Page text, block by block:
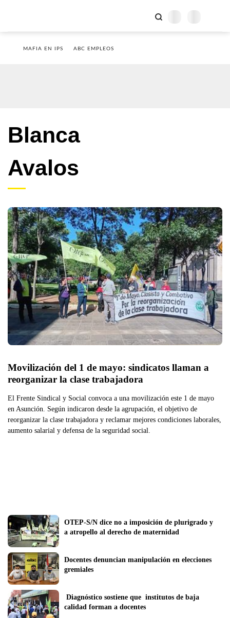
MAFIA EN IPS ABC EMPLEOS
Blanca
Avalos
Movilización del 1 de mayo: sindicatos llaman a
reorganizar la clase trabajadora
El Frente Sindical y Social convoca a una movilización este 1 de mayo
en Asunción. Según indicaron desde la agrupación, el objetivo de
reorganizar la clase trabajadora y reclamar mejores condiciones laborales,
aumento salarial y defensa de la seguridad social.
OTEP-S/N dice no a imposición de plurigrado y
a atropello al derecho de maternidad
Docentes denuncian manipulación en elecciones
gremiales
Diagnóstico sostiene que  institutos de baja
calidad forman a docentes